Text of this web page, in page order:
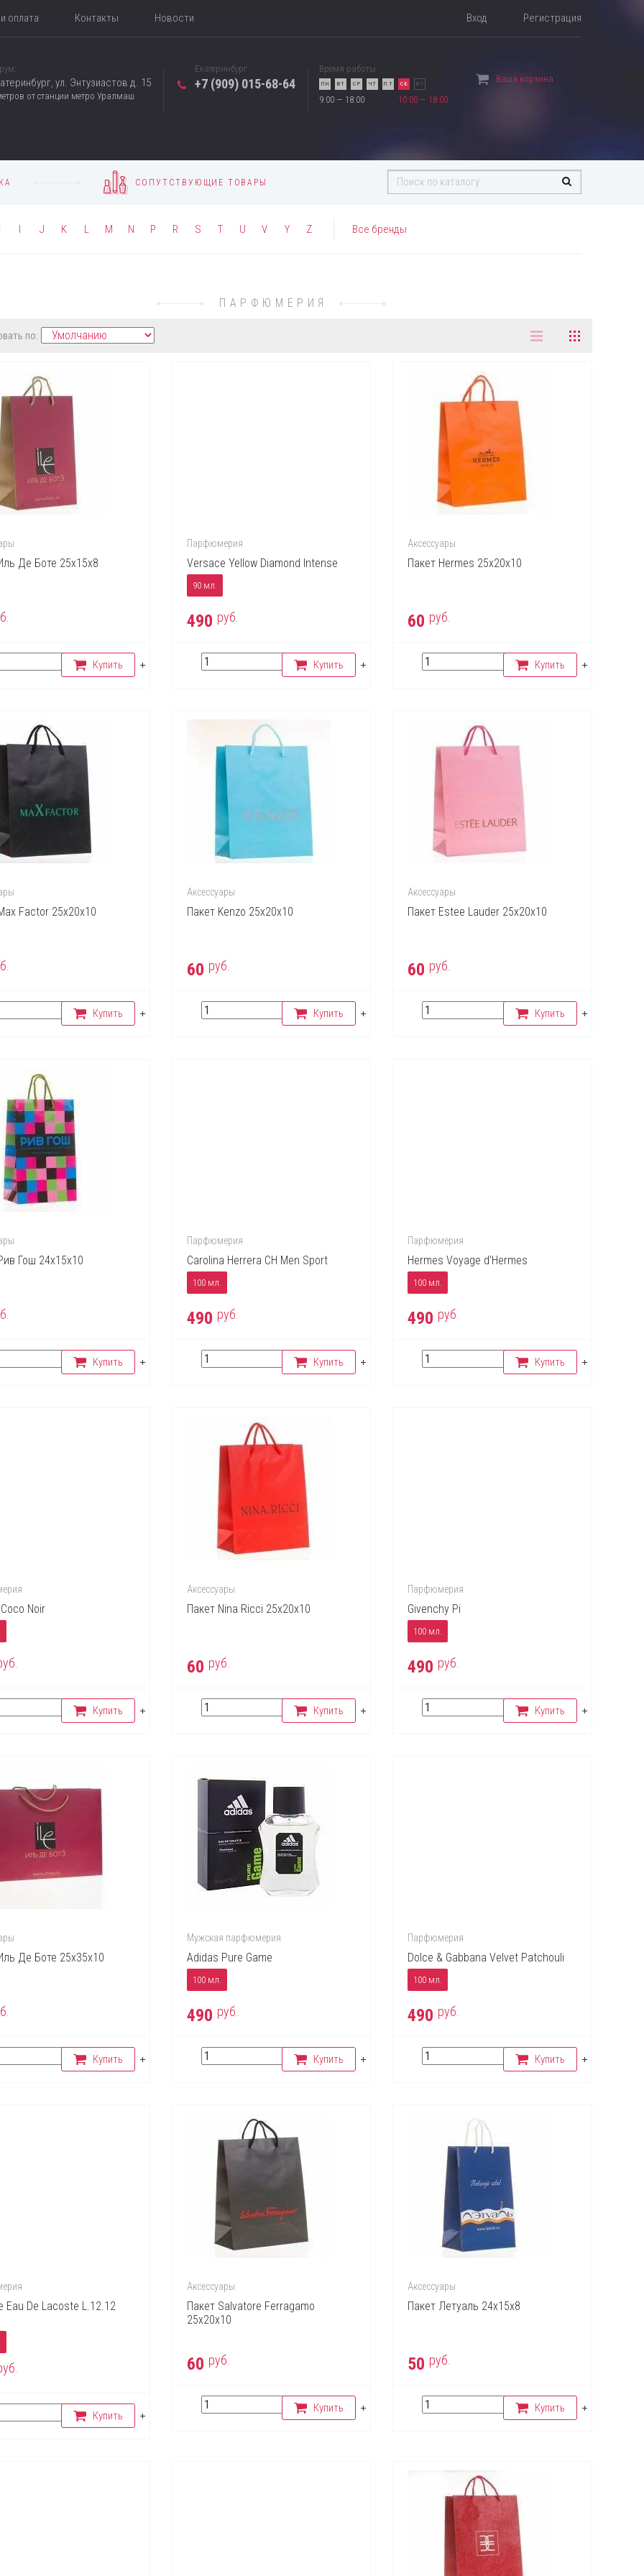
оплата Контакты Новости Вход Регистрация
ул. Энтузиастов д. 15
от станции метро Уралмаш
Екатеринбург
+7 (909) 015-68-64
Время работы:
ПН ВТ СР ЧТ ПТ
9:00 — 18:00
СБ ВС
10:00 — 18:00
Ваша корзина
СОПУТСТВУЮЩИЕ ТОВАРЫ
I J K L M N P R S T U V Y Z Все бренды
по:
ПАРФЮМЕРИЯ
Де Боте 25х15х8
Купить
Парфюмерия
Versace Yellow Diamond Intense
90 мл.
490 руб.
Купить
Аксессуары
Пакет Hermes 25х20х10
60 руб.
Купить
Factor 25х20х10
Купить
Аксессуары
Пакет Kenzo 25х20х10
60 руб.
Купить
Аксессуары
Пакет Estee Lauder 25х20х10
60 руб.
Купить
Гош 24х15х10
Купить
Парфюмерия
Carolina Herrera CH Men Sport
100 мл.
490 руб.
Купить
Парфюмерия
Hermes Voyage d’Hermes
100 мл.
490 руб.
Купить
Noir
Купить
Аксессуары
Пакет Nina Ricci 25х20х10
60 руб.
Купить
Парфюмерия
Givenchy Pi
100 мл.
490 руб.
Купить
Де Боте 25х35х10
Купить
Мужская парфюмерия
Adidas Pure Game
100 мл.
490 руб.
Купить
Парфюмерия
Dolce & Gabbana Velvet Patchouli
100 мл.
490 руб.
Купить
Eau De Lacoste L.12.12
Купить
Аксессуары
Пакет Salvatore Ferragamo
25х20х10
60 руб.
Купить
Аксессуары
Пакет Летуаль 24х15х8
50 руб.
Купить